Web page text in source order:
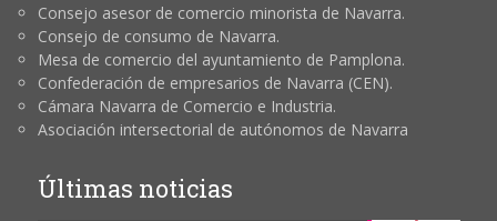
Consejo asesor de comercio minorista de Navarra.
Consejo de consumo de Navarra.
Mesa de comercio del ayuntamiento de Pamplona.
Confederación de empresarios de Navarra (CEN).
Cámara Navarra de Comercio e Industria.
Asociación intersectorial de autónomos de Navarra
Últimas noticias